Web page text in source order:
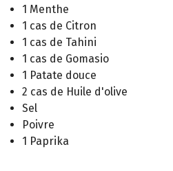
1 Menthe
1 cas de Citron
1 cas de Tahini
1 cas de Gomasio
1 Patate douce
2 cas de Huile d'olive
Sel
Poivre
1 Paprika